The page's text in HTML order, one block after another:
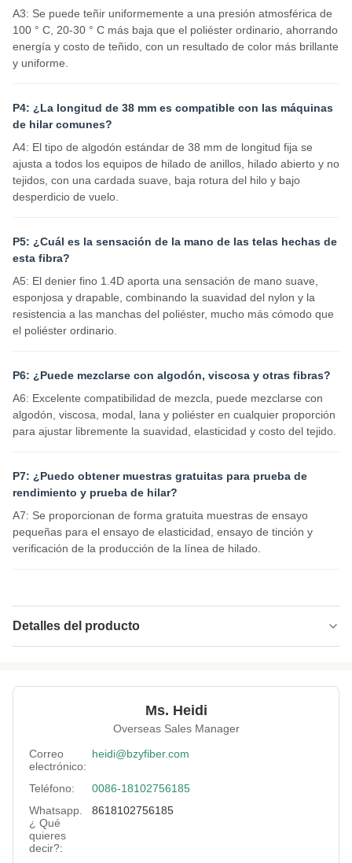
A3: Se puede teñir uniformemente a una presión atmosférica de
100 ° C, 20-30 ° C más baja que el poliéster ordinario, ahorrando
energía y costo de teñido, con un resultado de color más brillante
y uniforme.
P4: ¿La longitud de 38 mm es compatible con las máquinas
de hilar comunes?
A4: El tipo de algodón estándar de 38 mm de longitud fija se
ajusta a todos los equipos de hilado de anillos, hilado abierto y no
tejidos, con una cardada suave, baja rotura del hilo y bajo
desperdicio de vuelo.
P5: ¿Cuál es la sensación de la mano de las telas hechas de
esta fibra?
A5: El denier fino 1.4D aporta una sensación de mano suave,
esponjosa y drapable, combinando la suavidad del nylon y la
resistencia a las manchas del poliéster, mucho más cómodo que
el poliéster ordinario.
P6: ¿Puede mezclarse con algodón, viscosa y otras fibras?
A6: Excelente compatibilidad de mezcla, puede mezclarse con
algodón, viscosa, modal, lana y poliéster en cualquier proporción
para ajustar libremente la suavidad, elasticidad y costo del tejido.
P7: ¿Puedo obtener muestras gratuitas para prueba de
rendimiento y prueba de hilar?
A7: Se proporcionan de forma gratuita muestras de ensayo
pequeñas para el ensayo de elasticidad, ensayo de tinción y
verificación de la producción de la línea de hilado.
Detalles del producto
Specification: 1.4D*38MM
Color: Blanco
Siliconized/Non-
Silicified:
no silicificado
Ms. Heidi
Overseas Sales Manager
Correo
electrónico:
heidi@bzyfiber.com
Teléfono:
0086-18102756185
Whatsapp.
¿ Qué
quieres
decir?:
8618102756185